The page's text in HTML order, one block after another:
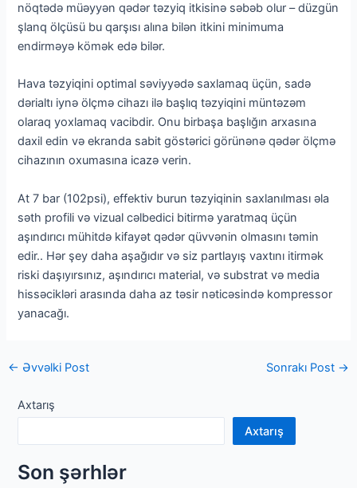
nöqtədə müəyyən qədər təzyiq itkisinə səbəb olur – düzgün
şlanq ölçüsü bu qarşısı alına bilən itkini minimuma
endirməyə kömək edə bilər.
Hava təzyiqini optimal səviyyədə saxlamaq üçün, sadə
dərialtı iynə ölçmə cihazı ilə başlıq təzyiqini müntəzəm
olaraq yoxlamaq vacibdir. Onu birbaşa başlığın arxasına
daxil edin və ekranda sabit göstərici görünənə qədər ölçmə
cihazının oxumasına icazə verin.
At 7 bar (102psi), effektiv burun təzyiqinin saxlanılması əla
səth profili və vizual cəlbedici bitirmə yaratmaq üçün
aşındırıcı mühitdə kifayət qədər qüvvənin olmasını təmin
edir.. Hər şey daha aşağıdır və siz partlayış vaxtını itirmək
riski daşıyırsınız, aşındırıcı material, və substrat və media
hissəcikləri arasında daha az təsir nəticəsində kompressor
yanacağı.
Post
← Əvvəlki Post Sonrakı Post →
Axtarış
Axtarış
Son şərhlər